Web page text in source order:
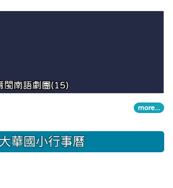
南語劇團(15)
more...
華國小行事曆